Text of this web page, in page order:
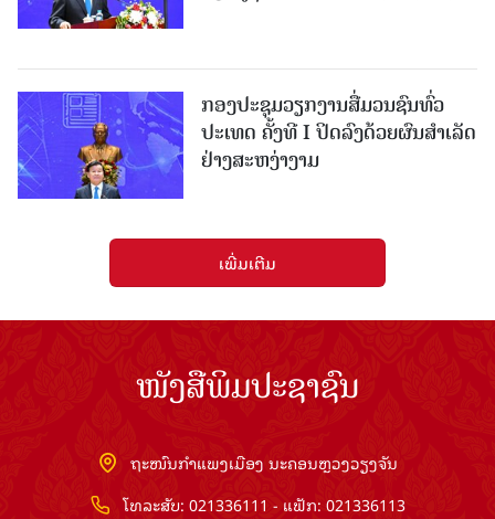
ກອງປະຊຸມວຽກງານສື່ມວນຊົນທົ່ວ
ປະເທດ ຄັ້ງທີ I ປິດລົງດ້ວຍຜົນສໍາເລັດ
ຢ່າງສະຫງ່າງາມ
ເພີ່ມເຕີມ
ໜັງສືພິມປະຊາຊົນ
ຖະໜົນກຳແພງເມືອງ ນະຄອນຫຼວງວຽງຈັນ
ໂທລະສັບ: 021336111 - ແຟັກ: 021336113